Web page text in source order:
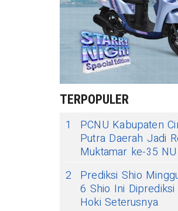
TERPOPULER
1
PCNU Kabupaten
Putra Daerah Jadi
Muktamar ke-35 NU
2
Prediksi Shio
6 Shio Ini
Hoki Seterusnya